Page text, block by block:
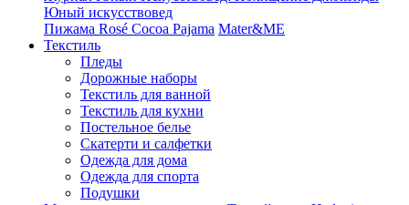
Юный искусствовед
Пижама Rosé Cocoa Pajama Mater&ME
Текстиль
Пледы
Дорожные наборы
Текстиль для ванной
Текстиль для кухни
Постельное белье
Скатерти и салфетки
Одежда для дома
Одежда для спорта
Подушки